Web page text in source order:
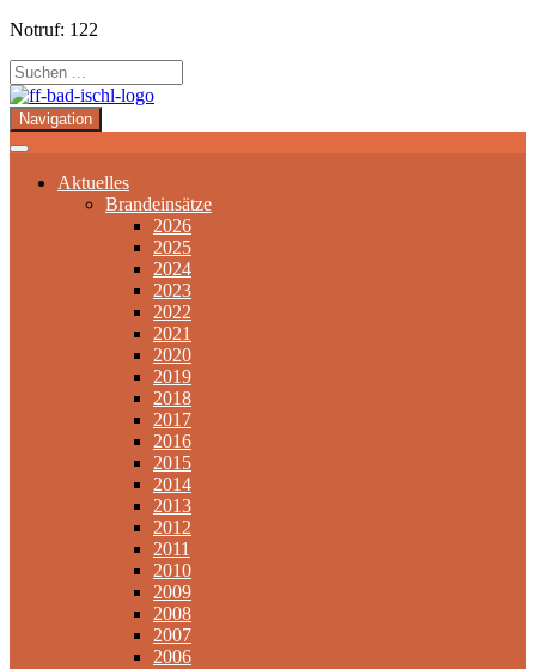
Notruf: 122
Navigation
Aktuelles
Brandeinsätze
2026
2025
2024
2023
2022
2021
2020
2019
2018
2017
2016
2015
2014
2013
2012
2011
2010
2009
2008
2007
2006